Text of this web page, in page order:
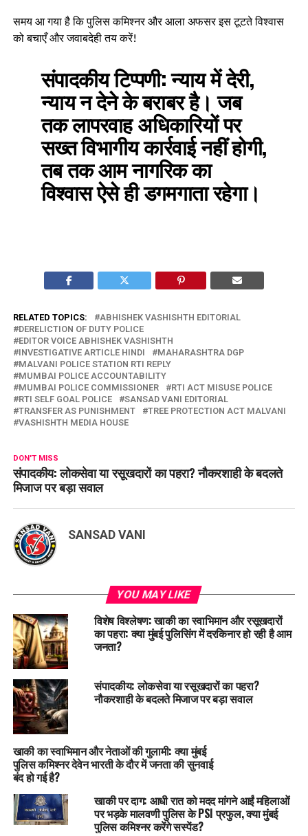
समय आ गया है कि पुलिस कमिश्नर और आला अफसर इस टूटते विश्वास
को बचाएँ और जवाबदेही तय करें!
संपादकीय टिप्पणी:न्याय में देरी,
न्याय न देने के बराबर है। जब
तक लापरवाह अधिकारियों पर
सख्त विभागीय कार्रवाई नहीं होगी,
तब तक आम नागरिक का
विश्वास ऐसे ही डगमगाता रहेगा।
RELATED TOPICS:
ABHISHEK VASHISHTH EDITORIAL
DERELICTION OF DUTY POLICE
EDITOR VOICE ABHISHEK VASHISHTH
INVESTIGATIVE ARTICLE HINDI
MAHARASHTRA DGP
MALVANI POLICE STATION RTI REPLY
MUMBAI POLICE ACCOUNTABILITY
MUMBAI POLICE COMMISSIONER
RTI ACT MISUSE POLICE
RTI SELF GOAL POLICE
SANSAD VANI EDITORIAL
TRANSFER AS PUNISHMENT
TREE PROTECTION ACT MALVANI
VASHISHTH MEDIA HOUSE
DON'T MISS
संपादकीय: लोकसेवा या रसूखदारों का पहरा? नौकरशाही के बदलते
मिजाज पर बड़ा सवाल
SANSAD VANI
YOU MAY LIKE
विशेष विश्लेषण: खाकी का स्वाभिमान और रसूखदारों
का पहरा: क्या मुंबई पुलिसिंग में दरकिनार हो रही है आम
जनता?
संपादकीय: लोकसेवा या रसूखदारों का पहरा?
नौकरशाही के बदलते मिजाज पर बड़ा सवाल
खाकी का स्वाभिमान और नेताओं की गुलामी: क्या मुंबई
पुलिस कमिश्नर देवेन भारती के दौर में जनता की सुनवाई
बंद हो गई है?
खाकी पर दाग: आधी रात को मदद मांगने आईं महिलाओं
पर भड़के मालवणी पुलिस के PSI प्रफुल, क्या मुंबई
पुलिस कमिश्नर करेंगे सस्पेंड?